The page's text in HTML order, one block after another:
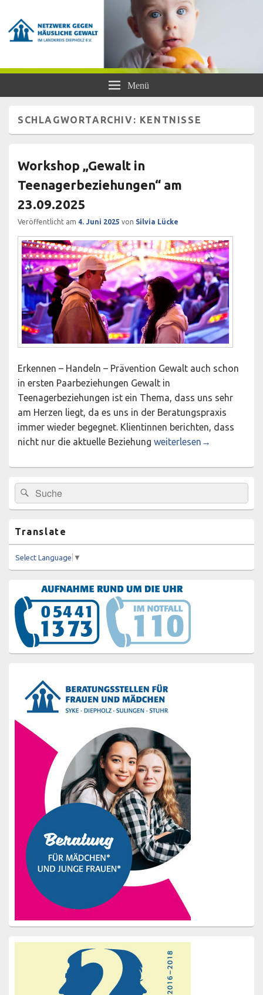
Netzwerk gegen Häusliche Gewalt
Frauen- und Kinderschutzhaus Diepholz, Beratungsstellen für Frauen und
Mädchen, BISS
Menü
SCHLAGWORTARCHIV: KENTNISSE
Workshop „Gewalt in
Teenagerbeziehungen“ am
23.09.2025
Veröffentlicht am 4. Juni 2025 von Silvia Lücke
Erkennen – Handeln – Prävention Gewalt auch schon
in ersten Paarbeziehungen Gewalt in
Teenagerbeziehungen ist ein Thema, dass uns sehr
am Herzen liegt, da es uns in der Beratungspraxis
immer wieder begegnet. Klientinnen berichten, dass
nicht nur die aktuelle Beziehung Workshop „Gewalt in
weiterlesen →
Primärer
Seitenleisten-
Widgetbereich
Suchen
nach:
Suchen
Translate
Select Language ▼